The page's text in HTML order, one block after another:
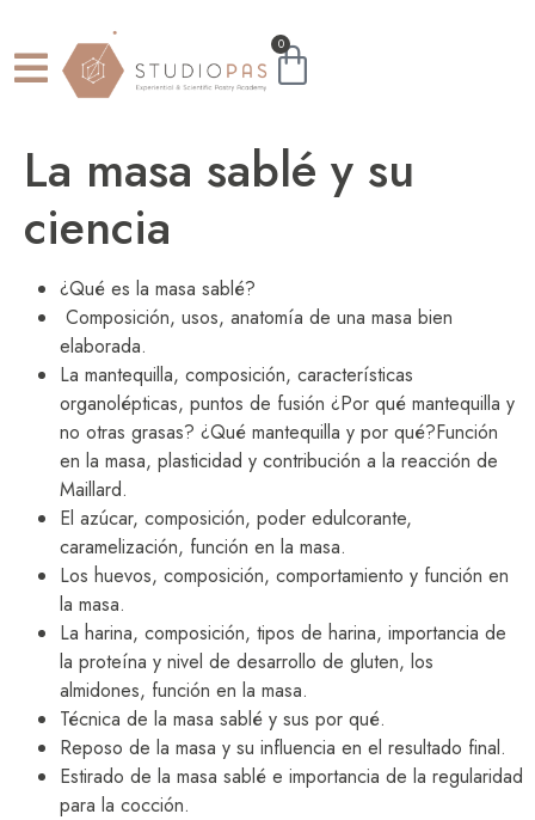
0
La masa sablé y su
ciencia
¿Qué es la masa sablé?
Composición, usos, anatomía de una masa bien
elaborada.
La mantequilla, composición, características
organolépticas, puntos de fusión ¿Por qué mantequilla y
no otras grasas? ¿Qué mantequilla y por qué?Función
en la masa, plasticidad y contribución a la reacción de
Maillard.
El azúcar, composición, poder edulcorante,
caramelización, función en la masa.
Los huevos, composición, comportamiento y función en
la masa.
La harina, composición, tipos de harina, importancia de
la proteína y nivel de desarrollo de gluten, los
almidones, función en la masa.
Técnica de la masa sablé y sus por qué.
Reposo de la masa y su influencia en el resultado final.
Estirado de la masa sablé e importancia de la regularidad
para la cocción.